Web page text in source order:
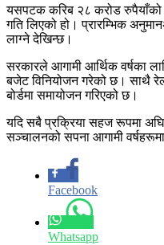
यसपटक करिब २८ करोड रुपैयाँको
गति लिएको हो। प्रारम्भिक
लाग्ने देखिन्छ।
सरकारले आगामी आर्थिक वर्षका
बजेट विनियोजन गरेको छ। साथै
बोर्डमा समायोजन गरिएको छ।
यदि सबै प्रक्रिया सहज रूपमा
सञ्चालनको सपना आगामी
Facebook
Whatsapp